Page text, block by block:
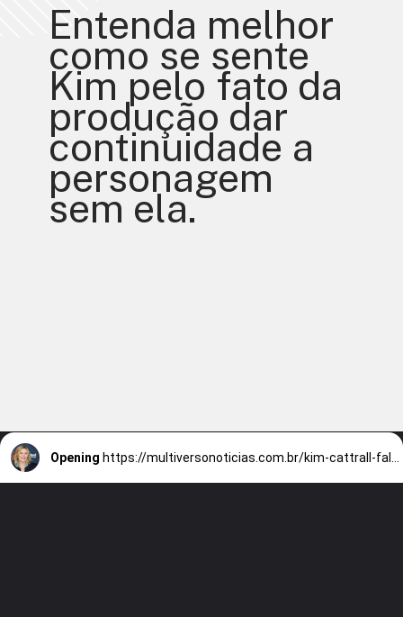
Entenda melhor
como se sente
Kim pelo fato da
produção dar
continuidade a
personagem
sem ela.
Opening